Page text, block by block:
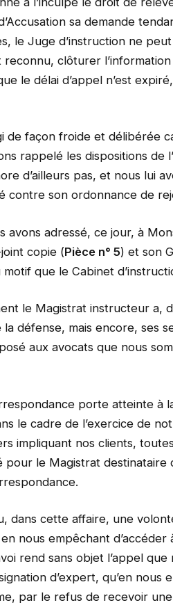
sa demande
le Juge d’instruction ne
reconnu, clôturer
le délai d’appel n’est
de façon froide et délibérée
rappelé les dispositions de
d’ailleurs pas, et nous lui
contre son ordonnance de
avons adressé, ce jour, à
copie (Pièce n° 5) et son
que le Cabinet
le Magistrat instructeur a,
défense, mais encore, ses
aux avocats que nous
porte atteinte à
le cadre de l’exercice de
impliquant nos clients,
pour le Magistrat destinataire
dans cette affaire, une
nous empêchant d’accéder
rend sans objet l’appel
d’expert, qu’en nous
par le refus de recevoir